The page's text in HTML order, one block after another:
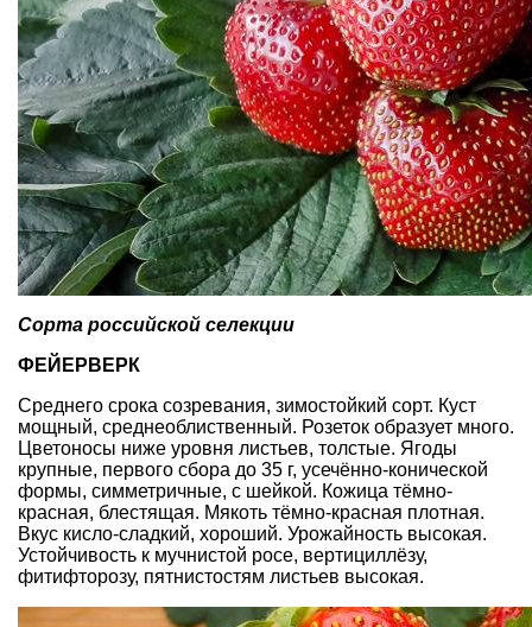
Сорта российской селекции
ФЕЙЕРВЕРК
Среднего срока созревания, зимостойкий сорт. Куст
мощный, среднеоблиственный. Розеток образует много.
Цветоносы ниже уровня листьев, толстые. Ягоды
крупные, первого сбора до 35 г, усечённо-конической
формы, симметричные, с шейкой. Кожица тёмно-
красная, блестящая. Мякоть тёмно-красная плотная.
Вкус кисло-сладкий, хороший. Урожайность высокая.
Устойчивость к мучнистой росе, вертициллёзу,
фитифторозу, пятнистостям листьев высокая.